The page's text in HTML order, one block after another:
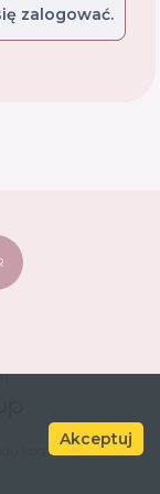
Akceptuj
zalogować.
kosmetyków